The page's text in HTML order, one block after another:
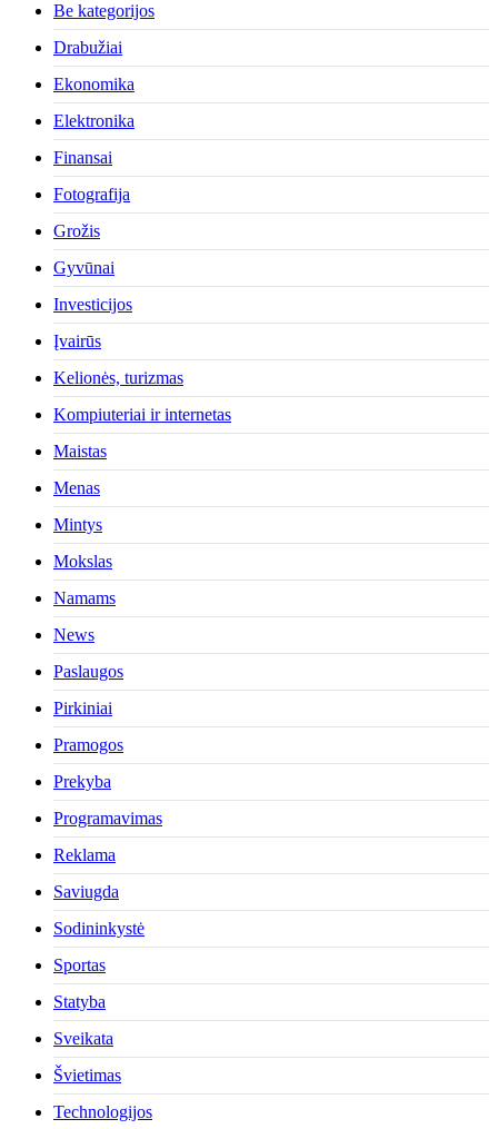
Be kategorijos
Drabužiai
Ekonomika
Elektronika
Finansai
Fotografija
Grožis
Gyvūnai
Investicijos
Įvairūs
Kelionės, turizmas
Kompiuteriai ir internetas
Maistas
Menas
Mintys
Mokslas
Namams
News
Paslaugos
Pirkiniai
Pramogos
Prekyba
Programavimas
Reklama
Saviugda
Sodininkystė
Sportas
Statyba
Sveikata
Švietimas
Technologijos